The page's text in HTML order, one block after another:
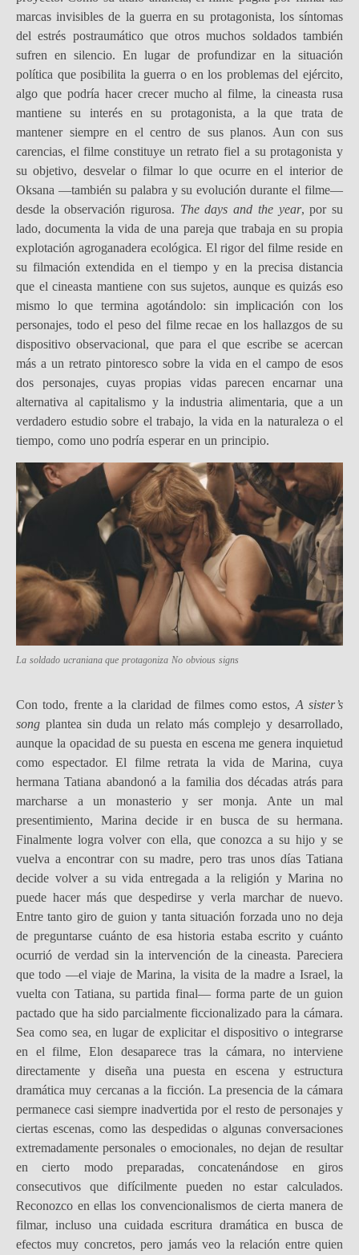
marcas invisibles de la guerra en su protagonista, los síntomas
del estrés postraumático que otros muchos soldados también
sufren en silencio. En lugar de profundizar en la situación
política que posibilita la guerra o en los problemas del ejército,
algo que podría hacer crecer mucho al filme, la cineasta rusa
mantiene su interés en su protagonista, a la que trata de
mantener siempre en el centro de sus planos. Aun con sus
carencias, el filme constituye un retrato fiel a su protagonista y
su objetivo, desvelar o filmar lo que ocurre en el interior de
Oksana —también su palabra y su evolución durante el filme—
desde la observación rigurosa. The days and the year, por su
lado, documenta la vida de una pareja que trabaja en su propia
explotación agroganadera ecológica. El rigor del filme reside en
su filmación extendida en el tiempo y en la precisa distancia
que el cineasta mantiene con sus sujetos, aunque es quizás eso
mismo lo que termina agotándolo: sin implicación con los
personajes, todo el peso del filme recae en los hallazgos de su
dispositivo observacional, que para el que escribe se acercan
más a un retrato pintoresco sobre la vida en el campo de esos
dos personajes, cuyas propias vidas parecen encarnar una
alternativa al capitalismo y la industria alimentaria, que a un
verdadero estudio sobre el trabajo, la vida en la naturaleza o el
tiempo, como uno podría esperar en un principio.
La soldado ucraniana que protagoniza No obvious signs
Con todo, frente a la claridad de filmes como estos, A sister’s
song plantea sin duda un relato más complejo y desarrollado,
aunque la opacidad de su puesta en escena me genera inquietud
como espectador. El filme retrata la vida de Marina, cuya
hermana Tatiana abandonó a la familia dos décadas atrás para
marcharse a un monasterio y ser monja. Ante un mal
presentimiento, Marina decide ir en busca de su hermana.
Finalmente logra volver con ella, que conozca a su hijo y se
vuelva a encontrar con su madre, pero tras unos días Tatiana
decide volver a su vida entregada a la religión y Marina no
puede hacer más que despedirse y verla marchar de nuevo.
Entre tanto giro de guion y tanta situación forzada uno no deja
de preguntarse cuánto de esa historia estaba escrito y cuánto
ocurrió de verdad sin la intervención de la cineasta. Pareciera
que todo —el viaje de Marina, la visita de la madre a Israel, la
vuelta con Tatiana, su partida final— forma parte de un guion
pactado que ha sido parcialmente ficcionalizado para la cámara.
Sea como sea, en lugar de explicitar el dispositivo o integrarse
en el filme, Elon desaparece tras la cámara, no interviene
directamente y diseña una puesta en escena y estructura
dramática muy cercanas a la ficción. La presencia de la cámara
permanece casi siempre inadvertida por el resto de personajes y
ciertas escenas, como las despedidas o algunas conversaciones
extremadamente personales o emocionales, no dejan de resultar
en cierto modo preparadas, concatenándose en giros
consecutivos que difícilmente pueden no estar calculados.
Reconozco en ellas los convencionalismos de cierta manera de
filmar, incluso una cuidada escritura dramática en busca de
efectos muy concretos, pero jamás veo la relación entre quien